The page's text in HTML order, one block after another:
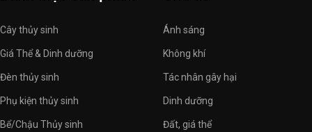
Cây thủy sinh
Giá Thể & Dinh dưỡng
Đèn thủy sinh
Phụ kiện thủy sinh
Bể/Chậu Thủy sinh
Ánh sáng
Không khí
Tác nhân gây hại
Dinh dưỡng
Đất, giá thể